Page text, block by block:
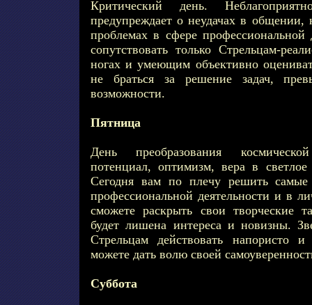
Критический день.
предупреждает о неудачах в общении,
проблемах в сфере профессиональной
сопутствовать только Стрельцам-
ногах и умеющим объективно
не браться за решение задач,
возможности.
Пятница
День преобразования
потенциал, оптимизм, вера в
Сегодня вам по плечу решить
профессиональной деятельности и в
сможете раскрыть свои творческие
будет лишена интереса и новизны.
Стрельцам действовать напористо
можете дать волю своей
Суббота